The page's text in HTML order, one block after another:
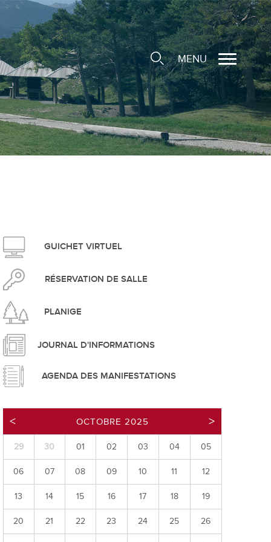
durable
d'ouverture
SIT
et service du feu
MENU
GUICHET VIRTUEL
RÉSERVATION DE SALLE
PLANIGE
JOURNAL D'INFORMATIONS
AGENDA DES MANIFESTATIONS
OCTOBRE 2025
29 30 01 02 03 04 05
06 07 08 09 10 11 12
13 14 15 16 17 18 19
20 21 22 23 24 25 26